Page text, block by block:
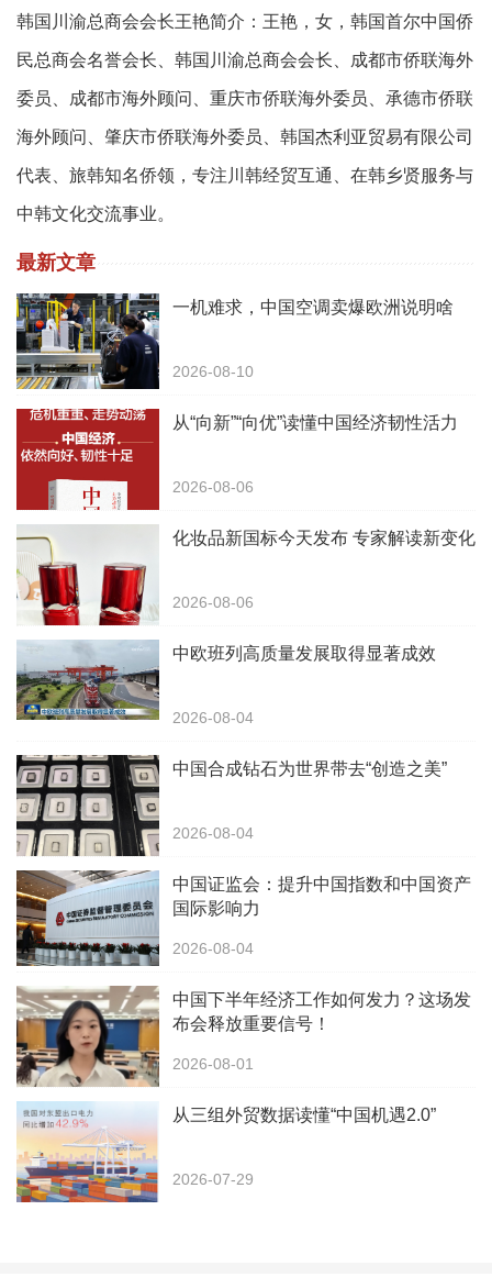
韩国川渝总商会会长王艳简介：王艳，女，韩国首尔中国侨
民总商会名誉会长、韩国川渝总商会会长、成都市侨联海外
委员、成都市海外顾问、重庆市侨联海外委员、承德市侨联
海外顾问、肇庆市侨联海外委员、韩国杰利亚贸易有限公司
代表、旅韩知名侨领，专注川韩经贸互通、在韩乡贤服务与
中韩文化交流事业。
最新文章
一机难求，中国空调卖爆欧洲说明啥
2026-08-10
从“向新”“向优”读懂中国经济韧性活力
2026-08-06
化妆品新国标今天发布 专家解读新变化
2026-08-06
中欧班列高质量发展取得显著成效
2026-08-04
中国合成钻石为世界带去“创造之美”
2026-08-04
中国证监会：提升中国指数和中国资产
国际影响力
2026-08-04
中国下半年经济工作如何发力？这场发
布会释放重要信号！
2026-08-01
从三组外贸数据读懂“中国机遇2.0”
2026-07-29